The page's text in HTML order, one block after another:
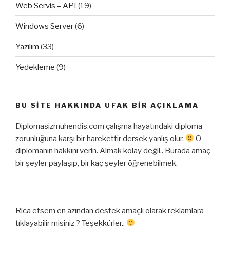
Web Servis – API (19)
Windows Server(6)
Yazılım (33)
Yedekleme (9)
BU SITE HAKKINDA UFAK BIR AÇIKLAMA
Diplomasizmuhendis.com çalışma hayatındaki diploma
zorunluğuna karşı bir harekettir dersek yanlış olur.
O
diplomanın hakkını verin. Almak kolay değil.. Burada amaç
bir şeyler paylaşıp, bir kaç şeyler öğrenebilmek.
Rica etsem en azından destek amaçlı olarak reklamlara
tıklayabilir misiniz ? Teşekkürler..